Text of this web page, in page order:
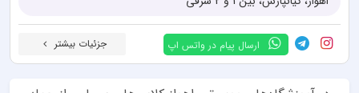
ارسال پیام در واتس اپ جزئیات بیشتر